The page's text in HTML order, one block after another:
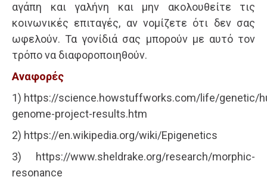
αγάπη και γαλήνη και μην ακολουθείτε τις
κοινωνικές επιταγές, αν νομίζετε ότι δεν σας
ωφελούν. Τα γονίδιά σας μπορούν με αυτό τον
τρόπο να διαφοροποιηθούν.
Αναφορές
1) https://science.howstuffworks.com/life/genetic/
genome-project-results.htm
2) https://en.wikipedia.org/wiki/Epigenetics
3) https://www.sheldrake.org/research/morphic-
resonance